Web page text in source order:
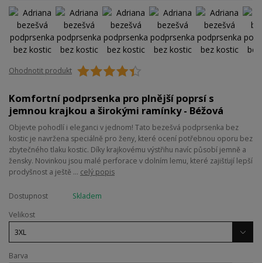
Ohodnotit produkt
Komfortní podprsenka pro plnější poprsí s
jemnou krajkou a širokými ramínky - Béžová
Objevte pohodlí i eleganci v jednom! Tato bezešvá podprsenka bez
kostic je navržena speciálně pro ženy, které ocení potřebnou oporu bez
zbytečného tlaku kostic. Díky krajkovému výstřihu navíc působí jemně a
žensky. Novinkou jsou malé perforace v dolním lemu, které zajišťují lepší
prodyšnost a ještě ... celý popis
Dostupnost
Skladem
Velikost
Barva